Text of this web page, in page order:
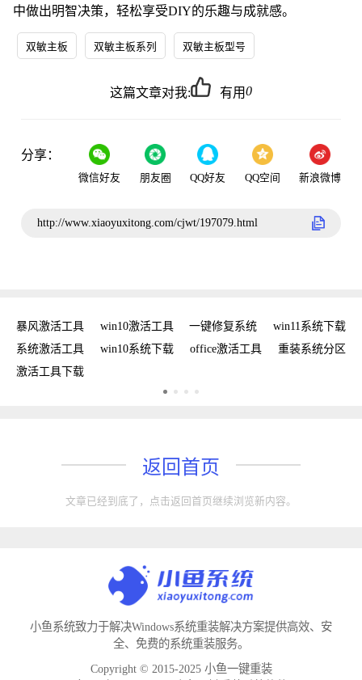
中做出明智决策，轻松享受DIY的乐趣与成就感。
双敏主板 双敏主板系列 双敏主板型号
这篇文章对我: 有用0
分享：
微信好友 朋友圈 QQ好友 QQ空间 新浪微博
http://www.xiaoyuxitong.com/cjwt/197079.html
暴风激活工具 win10激活工具 一键修复系统
win11系统下载
系统激活工具
win10系统下载 office激活工具
重装系统分区
激活工具下载
返回首页
文章已经到底了，点击返回首页继续浏览新内容。
小鱼系统致力于解决Windows系统重装解决方案提供高效、安
全、免费的系统重装服务。
Copyright © 2015-2025 小鱼一键重装